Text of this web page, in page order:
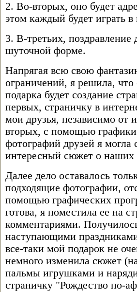
2. Во-вторых, оно будет
этом каждый будет играть
3. В-третьих,
шуточной форме.
Напрягая всю свою
ограничений, я решила,
подарка будет создание
первых, страничку в
мои друзья, независимо от
вторых, с помощью
фотографий друзей я могла
интересный сюжет о наших
Далее дело оставалось
подходящие фотографии,
помощью графических
готова, я поместила ее на
комментариями.
наступающими
все-таки мой подарок не
немного изменила сюжет
пальмы игрушками и
страничку "Рождество по-